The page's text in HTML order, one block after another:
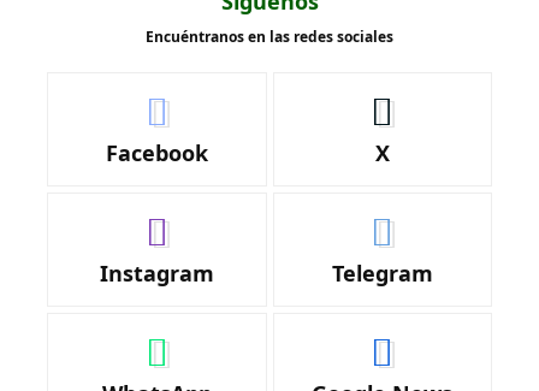
Encuéntranos en las redes sociales
Facebook X
Instagram Telegram